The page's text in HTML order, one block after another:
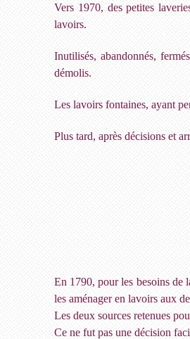
Vers 1970, des petites
lavoirs.
Inutilisés, abandonnés,
démolis.
Les lavoirs fontaines, ayant
Plus tard, après décisions et
En 1790, pour les besoins de
les aménager en lavoirs aux
Les deux sources retenues
Ce ne fut pas une décision